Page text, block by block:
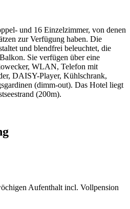
und 16 Einzelzimmer, von denen
zur Verfügung haben. Die
und blendfrei beleuchtet, die
Sie verfügen über eine
WLAN, Telefon mit
DAISY-Player, Kühlschrank,
(dimm-out). Das Hotel liegt
(200m).
Aufenthalt incl. Vollpension